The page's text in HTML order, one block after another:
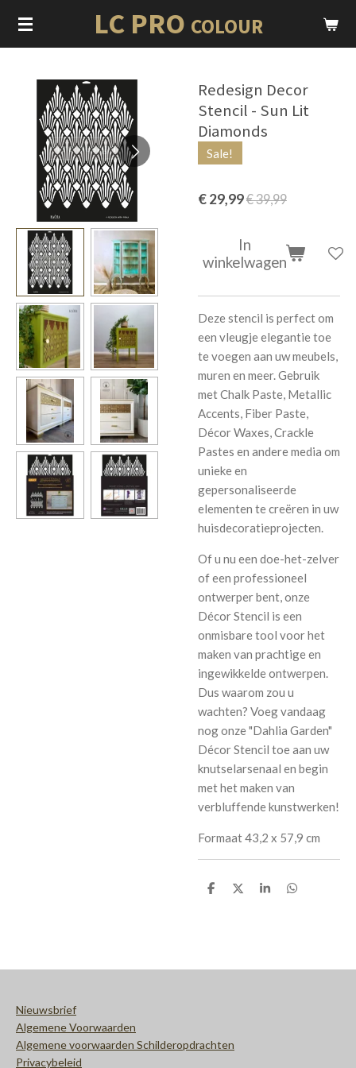
Ga
direct
hoofdinhoud
LC PRO COLOUR
Redesign Decor
Stencil - Sun Lit
Diamonds
Sale!
€ 29,99€ 39,99
In
winkelwagen
Deze stencil is perfect om
een ​​vleugje elegantie toe
te voegen aan uw meubels,
muren en meer. Gebruik
met Chalk Paste, Metallic
Accents, Fiber Paste,
Décor Waxes, Crackle
Pastes en andere media om
unieke en
gepersonaliseerde
elementen te creëren in uw
huisdecoratieprojecten.
Of u nu een doe-het-zelver
of een professioneel
ontwerper bent, onze
Décor Stencil is een
onmisbare tool voor het
maken van prachtige en
ingewikkelde ontwerpen.
Dus waarom zou u
wachten? Voeg vandaag
nog onze "Dahlia Garden"
Décor Stencil toe aan uw
knutselarsenaal en begin
met het maken van
verbluffende kunstwerken!
Formaat43,2 x 57,9 cm
D
D
S
D
Nieuwsbrief
Algemene Voorwaarden
Algemene voorwaarden Schilderopdrachten
Privacybeleid